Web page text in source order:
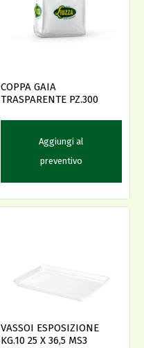
COPPA GAIA
TRASPARENTE PZ.300
Aggiungi al
preventivo
VASSOI ESPOSIZIONE
KG.10 25 X 36,5 MS3